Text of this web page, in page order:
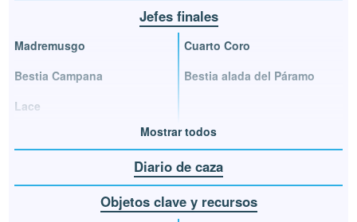
Jefes finales
Madremusgo
Bestia Campana
Lace
Cuarto Coro
Bestia alada del Páramo
Mostrar todos
Diario de caza
Objetos clave y recursos